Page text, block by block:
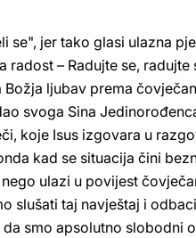
se", jer tako glasi ulazna
– Radujte se, radujte
ljubav prema
svoga Sina
koje Isus izgovara u
kad se situacija čini
ulazi u povijest
slušati taj navještaj i
smo apsolutno slobodni